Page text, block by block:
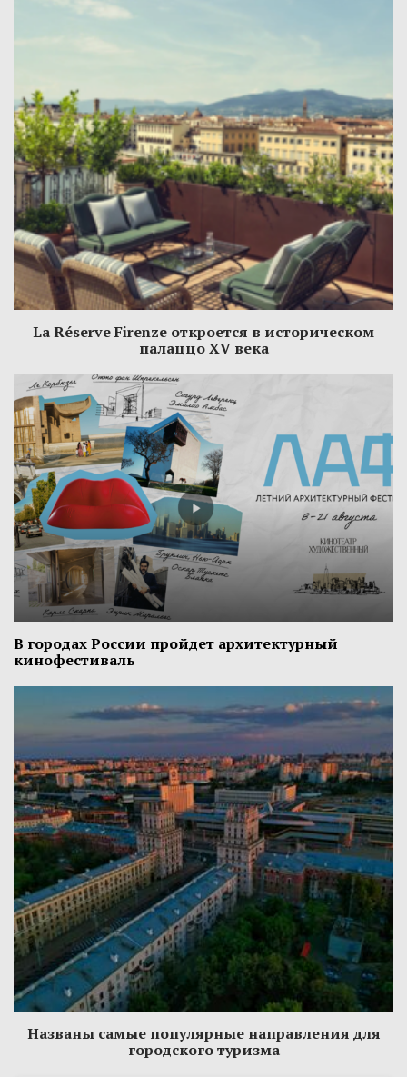
La Réserve Firenze откроется в историческом
палаццо XV века
В городах России пройдет архитектурный
кинофестиваль
Названы самые популярные направления для
городского туризма